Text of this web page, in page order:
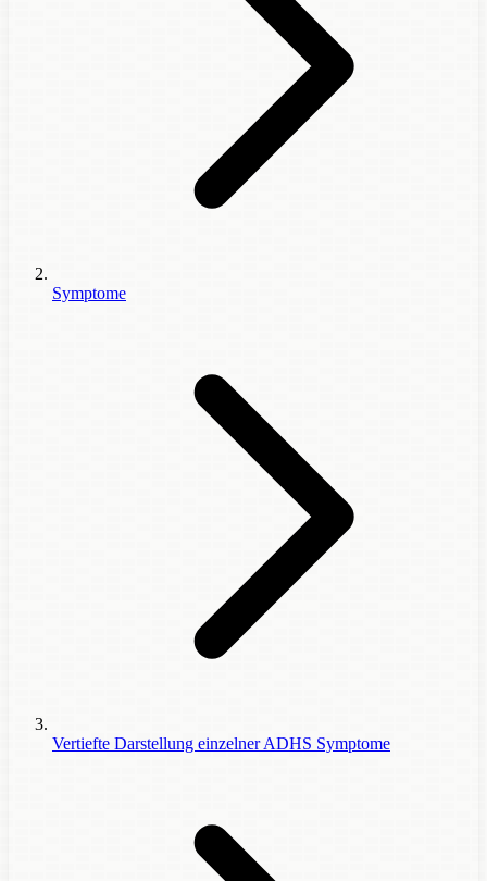
Symptome
Vertiefte Darstellung einzelner ADHS Symptome